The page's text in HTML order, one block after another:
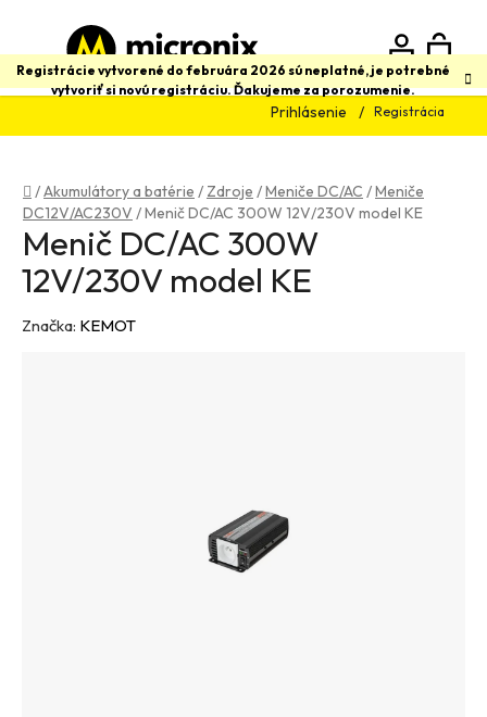
obsah
Registrácie vytvorené do februára 2026 sú neplatné, je potrebné
vytvoriť si novú registráciu. Ďakujeme za porozumenie.
Prihlásenie Registrácia
Hľadať
Domov
/Akumulátory a batérie / Zdroje /Meniče DC/AC /Meniče
DC12V/AC230V /Menič DC/AC 300W 12V/230V model KE
Menič DC/AC 300W
12V/230V model KE
Značka: KEMOT